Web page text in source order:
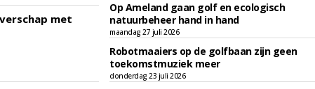
met
Op Ameland gaan golf en ecologisch
natuurbeheer hand in hand
maandag 27 juli 2026
Robotmaaiers op de golfbaan zijn geen
toekomstmuziek meer
donderdag 23 juli 2026